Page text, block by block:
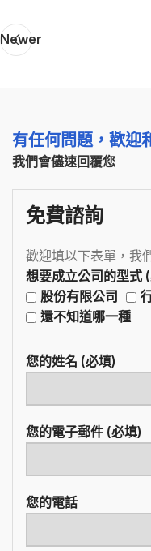
Newer
有任何問題，歡迎
我們會儘速回覆您
免費諮詢
歡迎填以下表單，我
想要成立公司的型式
股份有限公司
還不知道哪一種
您的姓名 (必填)
您的電子郵件 (必填)
您的電話